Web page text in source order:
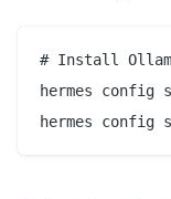
# Install
hermes config
hermes config